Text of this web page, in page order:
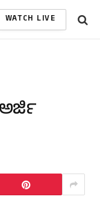
WATCH LIVE